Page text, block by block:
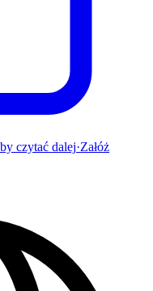
czytać dalej·Załóż